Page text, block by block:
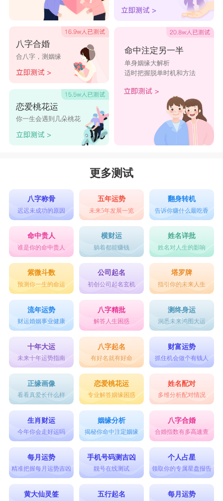
的个性，不利于创业。想要在事业上做出成绩的属
羊人而言，表现的很不理智，需要与属牛人保持距
离，不要有任何联系。
2024属羊的贵人和小人有哪些?2024属羊的贵
人和小人是谁?根据生肖间的五行生克原理，羊与
鼠在某些方面存在相害关系。在2024年，属鼠的人
可能成为属羊人的“小人”。属鼠的人思维敏捷，善
决可能会给心思细腻、倾向于和平相处的属羊人带
来压力，甚至有可能在某些利益争夺中设下陷阱，
对属羊人造成损失。
属蛇人
2024属羊的贵人和小人有哪些?2024属羊的贵
人和小人是谁?在2024年中，属羊人一定要远离属
蛇人，属蛇人看上去不善言语老实本分，但内心时
常装着算计别人的心思。若是属羊人与属蛇人多接
触，经常受到对方的算计，但内心的苦无处诉说，
受到的这些委屈只能一个人独自消化。
另外若是在职场中相遇，经常受到属蛇人的算
计，经常做一些出力不讨好的事情，还会受到同事
的排挤。而属羊人的性格比较和善，凡事以和为
贵，这一点只会令属蛇人得寸进尺，进一步被对方
拿捏，甚至还会变本加厉地被对方欺负。
2024属羊的全年运势
事业
今年，对于属羊的职场人来说，可以说是个求
稳且逐渐上升的年份。你在工作中的耐心和细致将
八字合婚
合八字，测姻缘
恋爱桃花运
你一生会遇到几朵桃花
命中注定另一半
单身姻缘大解析
适时把握脱单时机和方法
更多测试
八字称骨
迟迟未成功的原因
五年运势
未来5年发展一览
翻身转机
告诉你赚什么最吃香
命中贵人
谁是你的命中贵人
横财运
躺着都能赚钱
姓名详批
姓名对人生的影响
紫微斗数
预测你一生的命运
公司起名
初创公司起名玄机
塔罗牌
指引你的未来人生
流年运势
财运婚姻事业健康
八字精批
解答人生困惑
测终身运
洞悉未来鸿图大运
十年大运
未来十年运势指南
八字起名
有好名就有好命
财富运势
抓住机会做个有钱人
正缘画像
看看真爱长什么样
恋爱桃花运
专业解答姻缘困惑
姓名配对
多维分析配对情况
生肖财运
今年你会走好运吗
姻缘分析
揭秘你命中注定姻缘
八字合婚
合婚指数有多高速查
每月运势
精准把握每月运势吉凶
手机号码测吉凶
靓号在线测试
个人占星
领取你的专属星盘报告
黄大仙灵签 五行起名 每月运势